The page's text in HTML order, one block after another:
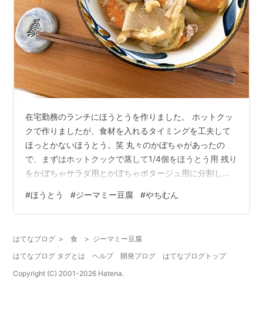
在宅勤務のランチにほうとうを作りました。 ホットクッ
クで作りましたが、食材を入れるタイミングを工夫して
ほっとかないほうとう。笑 丸々のかぼちゃがあったの
で、まずはホットクックで蒸して1/4個をほうとう用 残り
をかぼちゃサラダ用とかぼちゃポタージュ用に分割しま
ろ南瓜が溶けて無くなってしまいましたので麺と蒸しか
ぼちゃ を後から入れることにしました☺︎ 上手にできまし
汁で煮込みました。 里芋は業務スーパーの冷凍のものが
気軽に使えて嬉しい。 できたタイミングで、ほうとう
（生麺）と角切りにした蒸し南…
#ほうとう #ジーマミー豆腐 #やちむん
はてなブログ > 食 > ジーマミー豆腐
はてなブログ タグとは
ヘルプ 開発ブログ
はてなブログトップ
Copyright (C) 2001-2026 Hatena.